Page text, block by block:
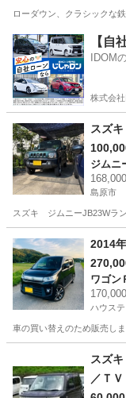
ローダウン、クラシックな
長崎 諫早市 市布駅
【自
IDOM
株式会
スズ
ジムニ
島原市
スズキ ジムニーJB23Wラ
長崎 島原市 ジムニ
2014
ワゴン
ハウス
車の買い替えのため販売し
ハ
スズ
／Ｔ